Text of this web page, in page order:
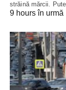
străină mărcii.
9 hours în urmă